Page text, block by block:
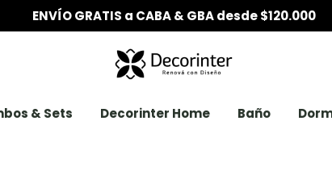
6 CUOTAS SIN INTERÉS desde $200.000
& Sets Decorinter Home Baño